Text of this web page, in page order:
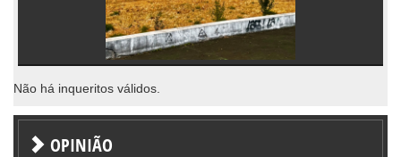
Não há inqueritos válidos.
OPINIÃO